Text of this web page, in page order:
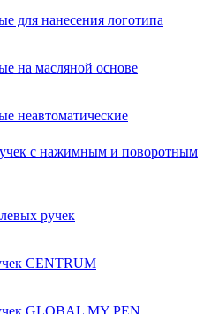
для нанесения логотипа
на масляной основе
неавтоматические
с нажимным и поворотным
ручек
CENTRUM
GLOBAL MY PEN